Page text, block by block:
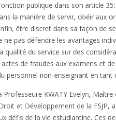
publique dans son article
la manière de servir, obéir aux
être discret dans sa façon de
ne pas défendre les avantages
qualité du service sur des
de fraudes aux examens et de
personnel non-enseignant en tant
Professeure KWATY Evelyn,
et Développement de la
défis de la vie estudiantine. Ces